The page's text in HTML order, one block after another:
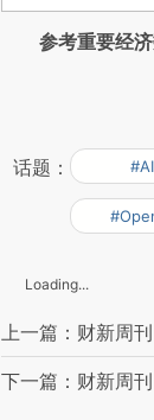
参考重要经
话题： #AI
Loading...
上一篇：财新周
下一篇：财新周